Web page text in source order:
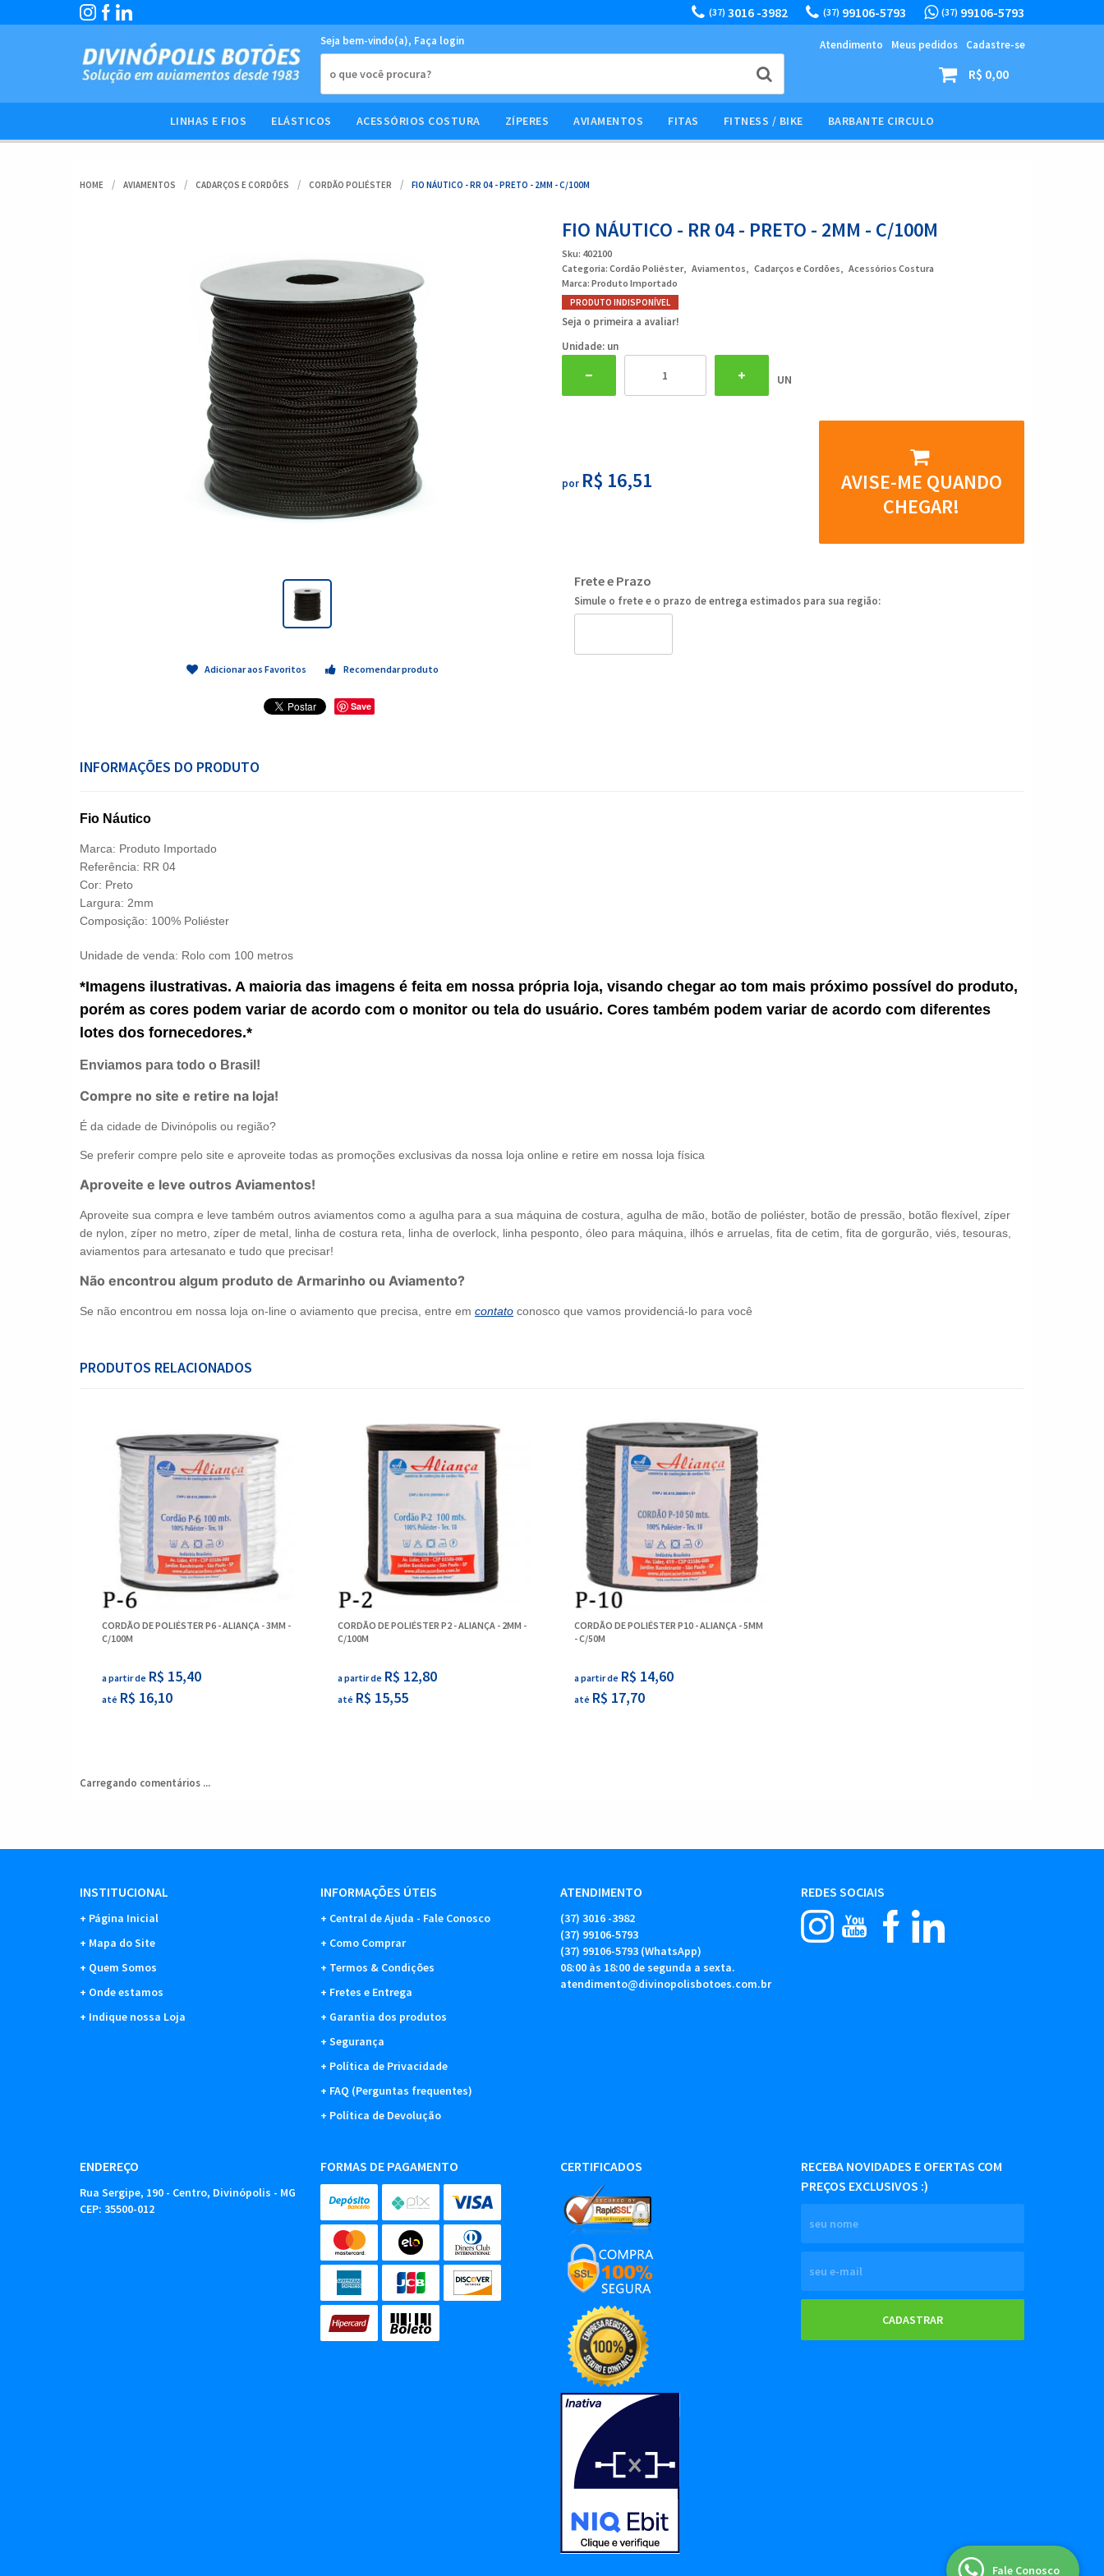
(37) 3016 -3982 (37) 99106-5793 (37) 99106-5793
Seja bem-vindo(a), Faça login Atendimento Meus pedidos Cadastre-se
R$ 0,00
LINHAS E FIOS ELÁSTICOS ACESSÓRIOS COSTURA ZÍPERES AVIAMENTOS FITAS FITNESS / BIKE BARBANTE CIRCULO
HOME AVIAMENTOS CADARÇOS E CORDÕES CORDÃO POLIÉSTER FIO NÁUTICO - RR 04 - PRETO - 2MM - C/100M
Adicionar aos Favoritos Recomendar produto
Save
FIO NÁUTICO - RR 04 - PRETO - 2MM - C/100M
Sku: 402100
Categoria: Cordão Poliéster Aviamentos Cadarços e Cordões
Acessórios Costura
Marca: Produto Importado
PRODUTO INDISPONÍVEL
Seja o primeira a avaliar!
Unidade: un
UN
por R$ 16,51
AVISE-ME QUANDO
CHEGAR!
Frete e Prazo
Simule o frete e o prazo de entrega estimados para sua região:
INFORMAÇÕES DO PRODUTO
Fio Náutico
Marca: Produto Importado
Referência: RR 04
Cor: Preto
Largura: 2mm
Composição: 100% Poliéster
Unidade de venda: Rolo com 100 metros
*Imagens ilustrativas. A maioria das imagens é feita em nossa própria loja, visando chegar ao tom mais próximo possível do produto,
porém as cores podem variar de acordo com o monitor ou tela do usuário. Cores também podem variar de acordo com diferentes
lotes dos fornecedores.*
Enviamos para todo o Brasil!
Compre no site e retire na loja!
É da cidade de Divinópolis ou região?
Se preferir compre pelo site e aproveite todas as promoções exclusivas da nossa loja online e retire em nossa loja física
Aproveite e leve outros Aviamentos!
Aproveite sua compra e leve também outros aviamentos como a agulha para a sua máquina de costura, agulha de mão, botão de poliéster, botão de pressão, botão flexível, zíper
de nylon, zíper no metro, zíper de metal, linha de costura reta, linha de overlock, linha pesponto, óleo para máquina, ilhós e arruelas, fita de cetim, fita de gorgurão, viés, tesouras,
aviamentos para artesanato e tudo que precisar!
Não encontrou algum produto de Armarinho ou Aviamento?
Se não encontrou em nossa loja on-line o aviamento que precisa, entre em contato conosco que vamos providenciá-lo para você
PRODUTOS RELACIONADOS
CORDÃO DE POLIÉSTER P6 - ALIANÇA - 3MM -
C/100M
a partir de R$ 15,40
até R$ 16,10
CORDÃO DE POLIÉSTER P2 - ALIANÇA - 2MM -
C/100M
a partir de R$ 12,80
até R$ 15,55
CORDÃO DE POLIÉSTER P10 - ALIANÇA - 5MM
- C/50M
a partir de R$ 14,60
até R$ 17,70
Carregando comentários ...
INSTITUCIONAL
Página Inicial
Mapa do Site
Quem Somos
Onde estamos
Indique nossa Loja
INFORMAÇÕES ÚTEIS
Central de Ajuda - Fale Conosco
Como Comprar
Termos & Condições
Fretes e Entrega
Garantia dos produtos
Segurança
Política de Privacidade
FAQ (Perguntas frequentes)
Política de Devolução
ATENDIMENTO
(37) 3016 -3982
(37) 99106-5793
(37) 99106-5793 (WhatsApp)
08:00 às 18:00 de segunda a sexta.
atendimento@divinopolisbotoes.com.br
REDES SOCIAIS
ENDEREÇO
Rua Sergipe, 190 - Centro, Divinópolis - MG
CEP: 35500-012
FORMAS DE PAGAMENTO CERTIFICADOS
RECEBA NOVIDADES E OFERTAS COM
PREÇOS EXCLUSIVOS :)
CADASTRAR
Fale Conosco